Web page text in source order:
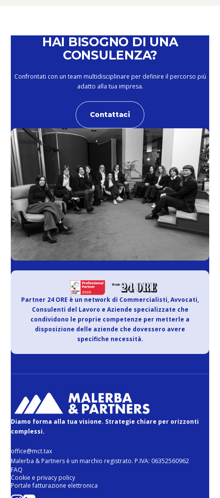
HAI BISOGNO DI UNA
CONSULENZA?
Confrontati con un team multidisciplinare per definire il percorso più
adatto alla tua impresa.
Contattaci
Partner 24 ORE è un network di Commercialisti, Avvocati,
Consulenti del Lavoro e Aziende specializzate che
condividono le proprie competenze per metterle a
disposizione delle aziende che dovessero avere
specifiche necessità.
Diamo forma alla tua visione. Strategie chiare per orizzonti
complessi.
office@mct.tax
Malerba & Partners è un marchio registrato. P.IVA: 06352560962
FAQ
Cookie e privacy policy
Portale fatturazione elettronica